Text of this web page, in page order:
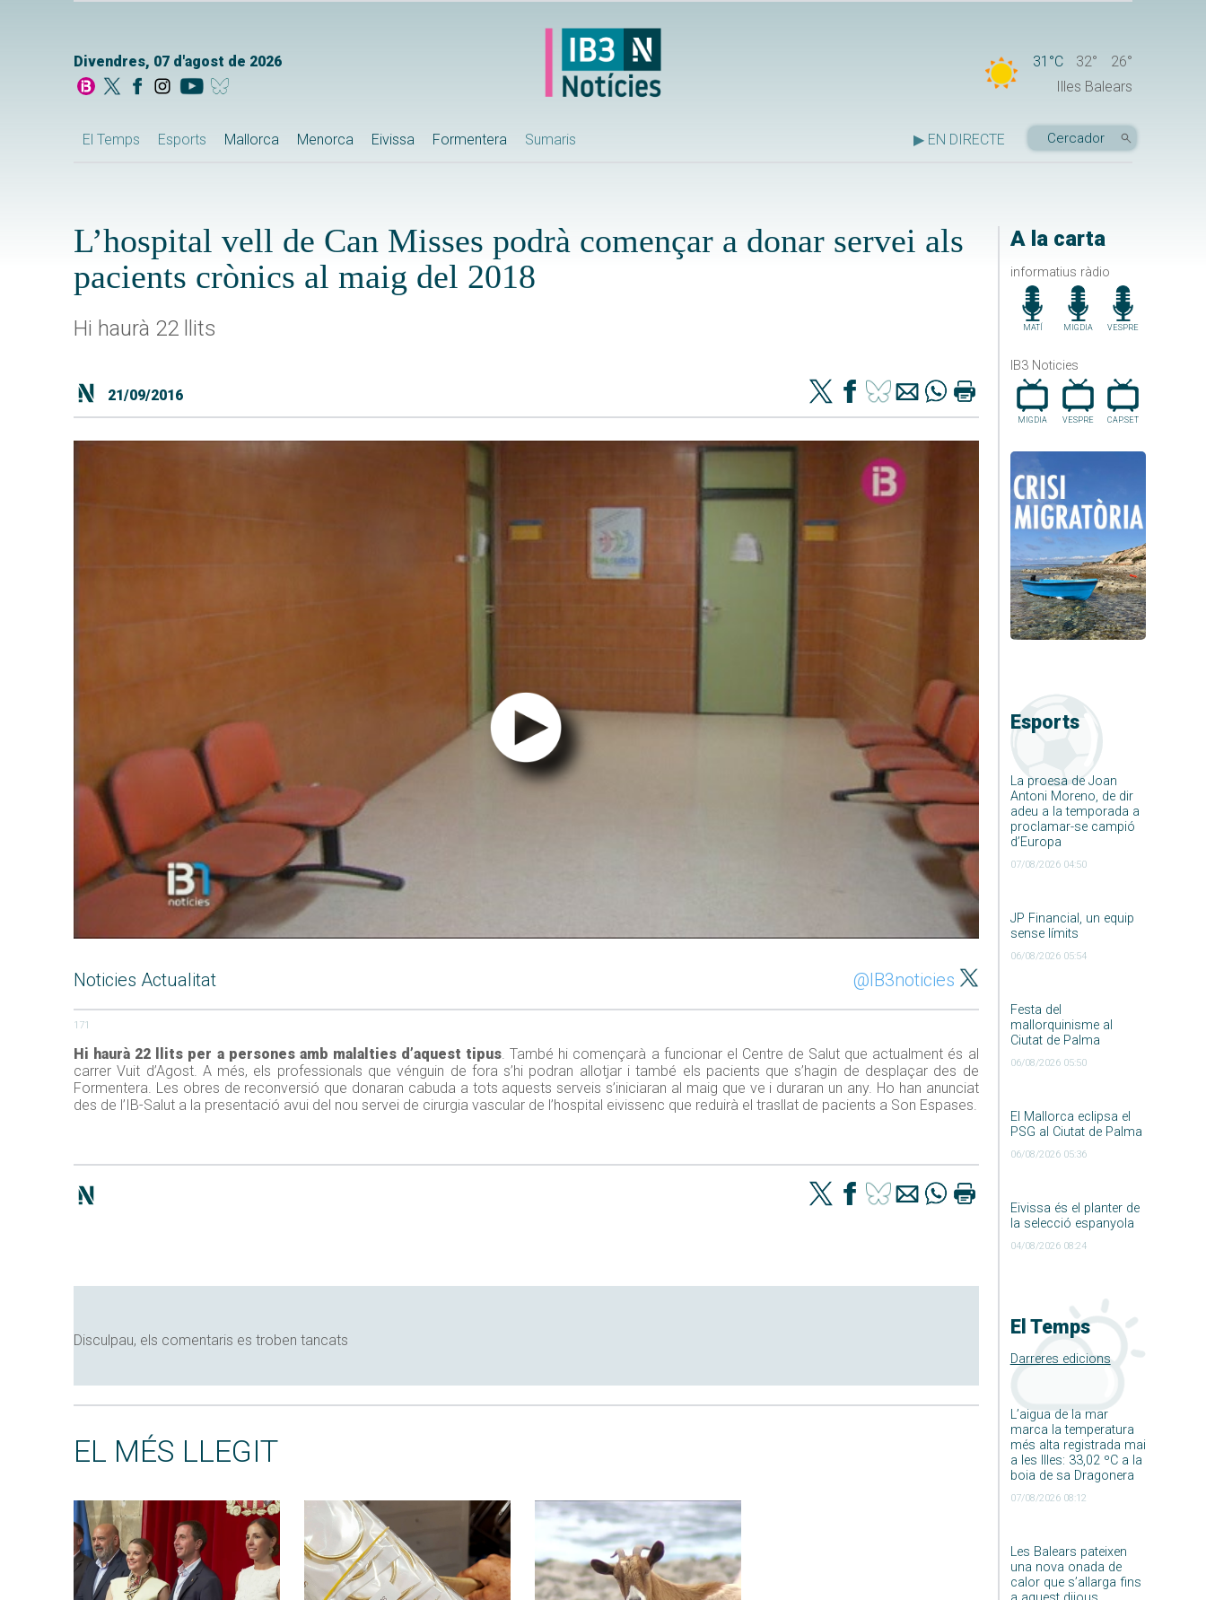
Divendres, 07 d'agost de 2026 31°C 32°
26°
Illes Balears
El Temps Esports Mallorca Menorca Eivissa Formentera Sumaris ▶ EN DIRECTE
A la carta
informatius ràdio
MATÍ MIGDIA VESPRE
IB3 Noticies
MIGDIA VESPRE CAP.SET
Esports
La proesa de Joan
Antoni Moreno, de dir
adeu a la temporada a
proclamar-se campió
d’Europa
07/08/2026 04:50
JP Financial, un equip
sense límits
06/08/2026 05:54
Festa del
mallorquinisme al
Ciutat de Palma
06/08/2026 05:50
El Mallorca eclipsa el
PSG al Ciutat de Palma
06/08/2026 05:36
Eivissa és el planter de
la selecció espanyola
04/08/2026 08:24
El Temps
Darreres edicions
L’aigua de la mar
marca la temperatura
més alta registrada mai
a les Illes: 33,02 ºC a la
boia de sa Dragonera
07/08/2026 08:12
Les Balears pateixen
una nova onada de
calor que s’allarga fins
L’hospital vell de Can Misses podrà començar a donar servei als
pacients crònics al maig del 2018
Hi haurà 22 llits
21/09/2016
Noticies Actualitat @IB3noticies
171
Hi haurà 22 llits per a persones amb malalties d’aquest tipus. També hi començarà a funcionar el Centre de Salut que actualment és al
carrer Vuit d’Agost. A més, els professionals que vénguin de fora s’hi podran allotjar i també els pacients que s’hagin de desplaçar des de
Formentera. Les obres de reconversió que donaran cabuda a tots aquests serveis s’iniciaran al maig que ve i duraran un any. Ho han anunciat
des de l’IB-Salut a la presentació avui del nou servei de cirurgia vascular de l’hospital eivissenc que reduirà el trasllat de pacients a Son Espases.
Disculpau, els comentaris es troben tancats
EL MÉS LLEGIT